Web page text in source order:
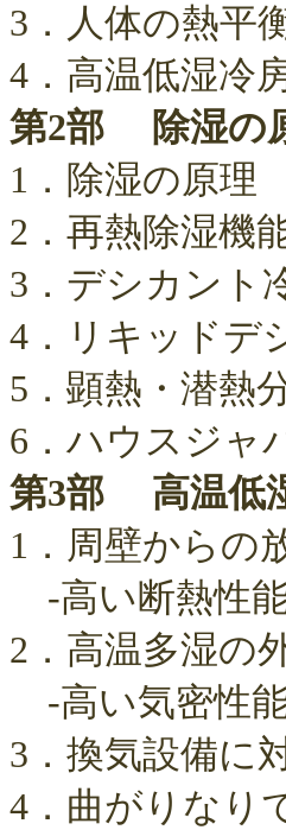
3．人体の熱平
4．高温低湿冷
第2部 除湿の
1．除湿の原理
2．再熱除湿機
3．デシカント
4．リキッドデ
5．顕熱・潜熱
6．ハウスジャ
第3部 高温低
1．周壁からの
-高い断熱性
2．高温多湿の
-高い気密性
3．換気設備に
4．曲がりなり